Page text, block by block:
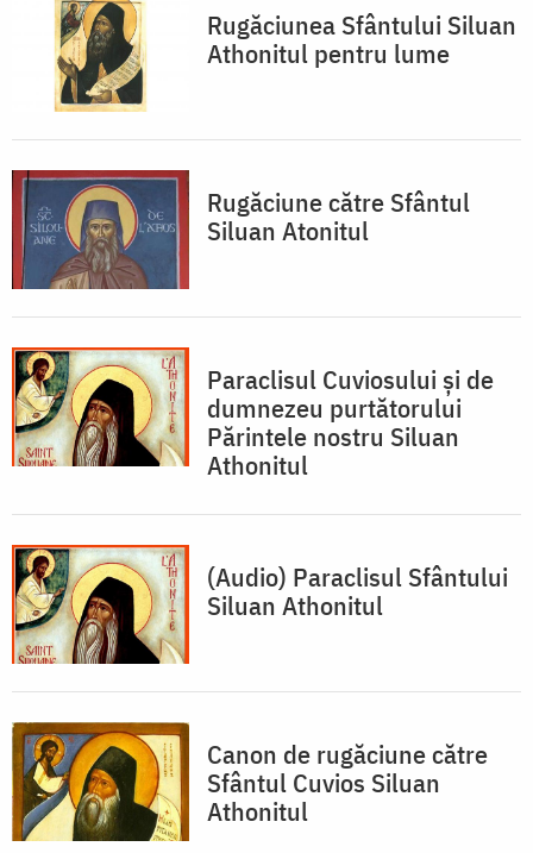
Rugăciunea Sfântului Siluan
Athonitul pentru lume
Rugăciune către Sfântul
Siluan Atonitul
Paraclisul Cuviosului şi de
dumnezeu purtătorului
Părintele nostru Siluan
Athonitul
(Audio) Paraclisul Sfântului
Siluan Athonitul
Canon de rugăciune către
Sfântul Cuvios Siluan
Athonitul